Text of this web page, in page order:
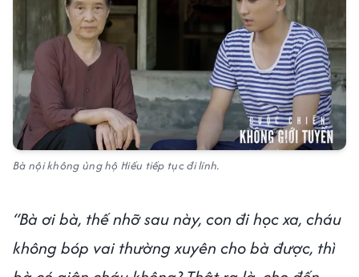
Bà nội không ủng hộ Hiếu tiếp tục đi lính.
“Bà ơi bà, thế nhỡ sau này, con đi học xa, cháu
không bóp vai thường xuyên cho bà được, thì